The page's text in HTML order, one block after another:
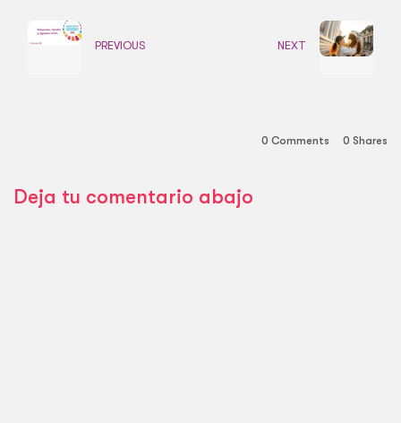
PREVIOUS NEXT
0 Comments 0 Shares
Deja tu comentario abajo